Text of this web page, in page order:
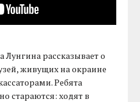
рассказывает о
живущих на окраине
Ребята
стараются: ходят в